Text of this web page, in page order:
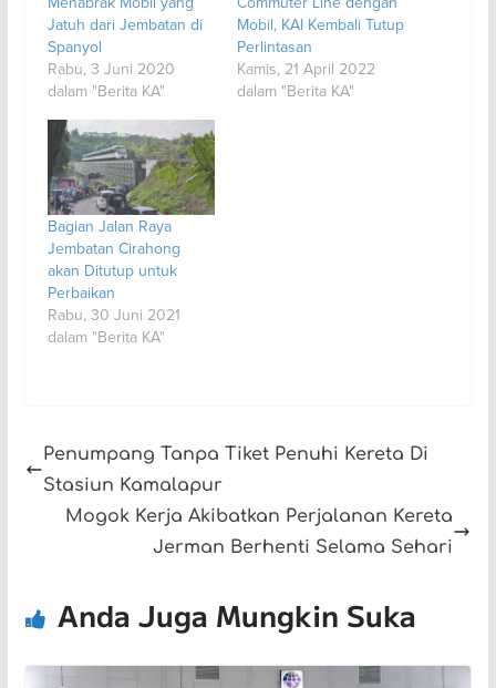
Jatuh dari Jembatan di
Spanyol
Rabu, 3 Juni 2020
dalam "Berita KA"
Mobil, KAI Kembali Tutup
Perlintasan
Kamis, 21 April 2022
dalam "Berita KA"
Bagian Jalan Raya
Jembatan Cirahong
akan Ditutup untuk
Perbaikan
Rabu, 30 Juni 2021
dalam "Berita KA"
Penumpang Tanpa Tiket Penuhi Kereta Di
Stasiun Kamalapur
Mogok Kerja Akibatkan Perjalanan Kereta
Jerman Berhenti Selama Sehari
Anda Juga Mungkin Suka